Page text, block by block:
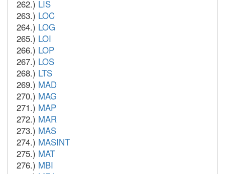
262.) LIS
263.) LOC
264.) LOG
265.) LOI
266.) LOP
267.) LOS
268.) LTS
269.) MAD
270.) MAG
271.) MAP
272.) MAR
273.) MAS
274.) MASINT
275.) MAT
276.) MBI